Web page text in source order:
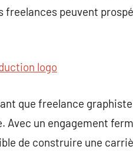
freelances peuvent
logo
que freelance
un engagement
de construire une